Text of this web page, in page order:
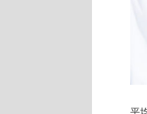
平